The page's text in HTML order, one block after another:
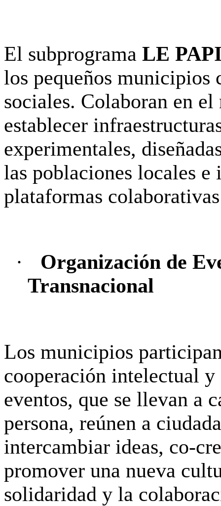
El subprograma LE
los pequeños municipios
sociales. Colaboran en
establecer
experimentales,
las poblaciones locales e
plataformas
·
Organización de
Transnacional
Los municipios
cooperación intelectual
eventos, que se llevan a
persona, reúnen a
intercambiar ideas, co-
promover una nueva
solidaridad y la